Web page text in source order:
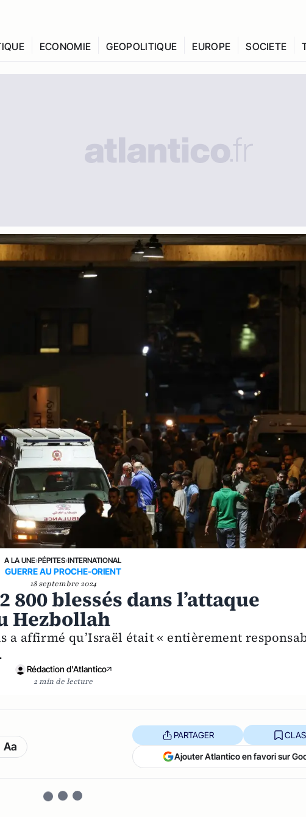
ECONOMIE GEOPOLITIQUE EUROPE SOCIETE
A LA UNE›PÉPITES›INTERNATIONAL
GUERRE AU PROCHE-ORIENT
18 septembre 2024
800 blessés dans l’attaque
Hezbollah
a affirmé qu’Israël était « entièrement
Rédaction d'Atlantico
2 min de lecture
Aa
PARTAGER
Ajouter Atlantico en favori sur